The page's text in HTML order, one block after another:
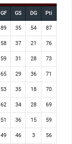
GF GS DG Pti
89 35 54 87
58 37 21 76
59 31 28 73
65 29 36 71
53 35 18 70
62 34 28 69
51 36 15 59
49 46 3 56